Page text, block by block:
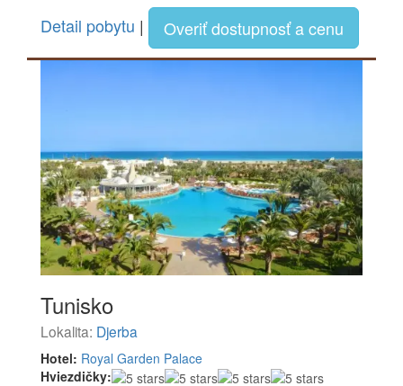
Detail pobytu | Overiť dostupnosť a cenu
Tunisko
Lokalita: Djerba
Hotel: Royal Garden Palace
Hviezdičky: